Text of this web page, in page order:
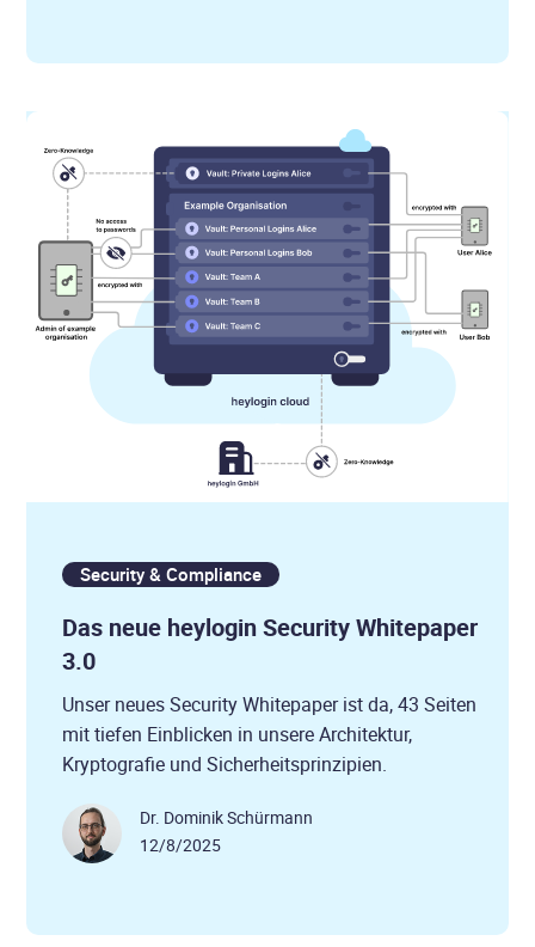
Security & Compliance
Das neue heylogin Security Whitepaper
3.0
Unser neues Security Whitepaper ist da, 43 Seiten
mit tiefen Einblicken in unsere Architektur,
Kryptografie und Sicherheitsprinzipien.
Dr. Dominik Schürmann
12/8/2025